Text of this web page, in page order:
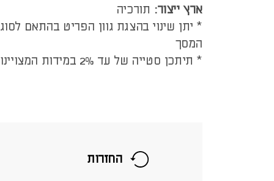
ארץ ייצור: תורכיה
* יתן שינוי בהצגת גוון הפריט בהתאם לסוג
המסך
* תיתכן סטייה של עד 2% במידות המצויינות
החזרות